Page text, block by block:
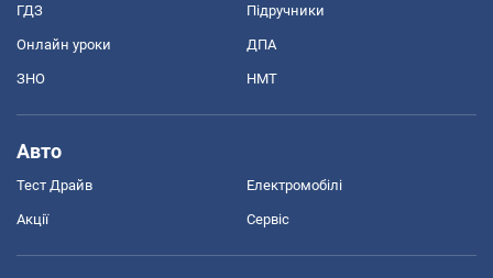
ГДЗ Підручники
Онлайн уроки ДПА
ЗНО НМТ
Авто
Тест Драйв Електромобілі
Акції Сервіс